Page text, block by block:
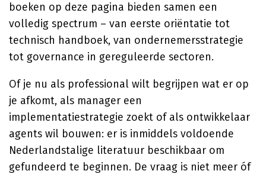
boeken op deze pagina bieden samen een
volledig spectrum – van eerste oriëntatie tot
technisch handboek, van ondernemersstrategie
tot governance in gereguleerde sectoren.
Of je nu als professional wilt begrijpen wat er op
je afkomt, als manager een
implementatiestrategie zoekt of als ontwikkelaar
agents wil bouwen: er is inmiddels voldoende
Nederlandstalige literatuur beschikbaar om
gefundeerd te beginnen. De vraag is niet meer óf